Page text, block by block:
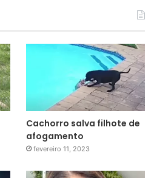
Cachorro salva filhote de
afogamento
fevereiro 11, 2023